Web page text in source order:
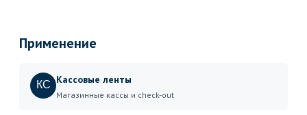
Применение
КС Кассовые ленты
Магазинные кассы и check-out